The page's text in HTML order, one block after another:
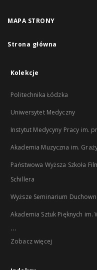
MAPA STRONY
Strona główna
Kolekcje
Politechnika Łódzka
Uniwersytet Medyczny
Instytut Medycyny Pracy im.
Akademia Muzyczna im.
Państwowa Wyższa Szkoła
Schillera
Wyższe Seminarium
Akademia Sztuk Pięknych im.
...
Zobacz więcej